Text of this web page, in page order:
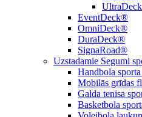
EventDeck®
OmniDeck®
DuraDeck®
SignaRoad®
Uzstadamie Segumi
Handbola
Mobilās grīdas
Galda tenisa
Basketbola